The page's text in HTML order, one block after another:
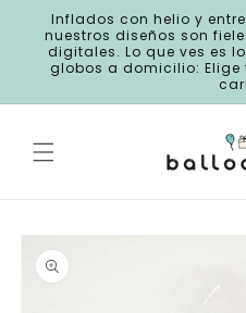
directamente
al contenido
Inflados con helio y
nuestros diseños son
digitales. Lo que ves es
globos a domicilio: Elige
directamente
a la
información